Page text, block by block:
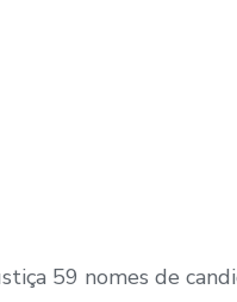
59 nomes de